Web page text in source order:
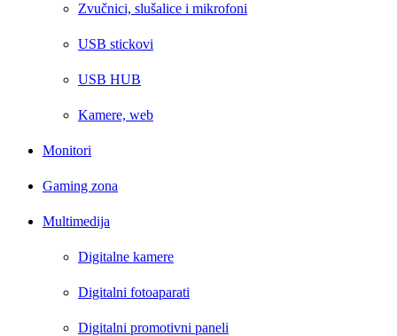
Zvučnici, slušalice i mikrofoni
USB stickovi
USB HUB
Kamere, web
Monitori
Gaming zona
Multimedija
Digitalne kamere
Digitalni fotoaparati
Digitalni promotivni paneli